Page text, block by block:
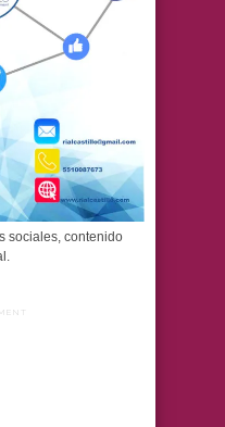
sociales, contenido